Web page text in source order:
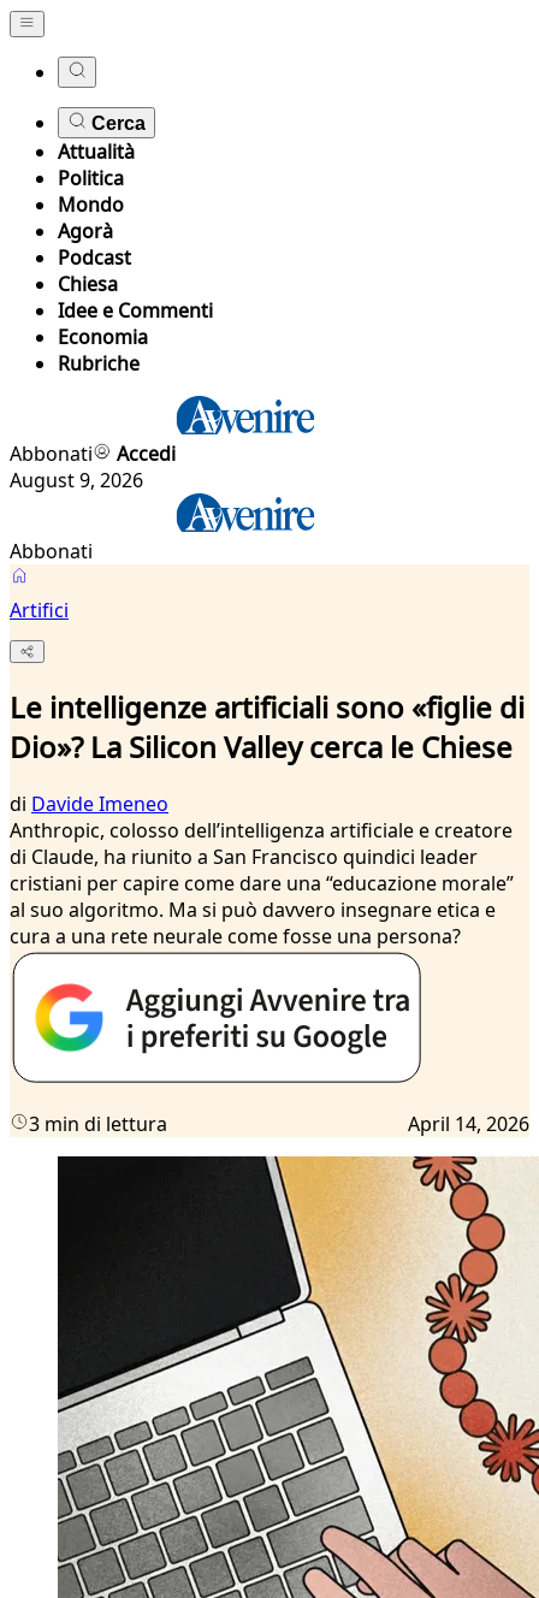
Cerca
Attualità
Politica
Mondo
Agorà
Podcast
Chiesa
Idee e Commenti
Economia
Rubriche
Abbonati
Accedi
August 9, 2026
Abbonati
Artifici
Le intelligenze artificiali sono «figlie di
Dio»? La Silicon Valley cerca le Chiese
di Davide Imeneo
Anthropic, colosso dell’intelligenza artificiale e creatore
di Claude, ha riunito a San Francisco quindici leader
cristiani per capire come dare una “educazione morale”
al suo algoritmo. Ma si può davvero insegnare etica e
cura a una rete neurale come fosse una persona?
3 min di lettura April 14, 2026